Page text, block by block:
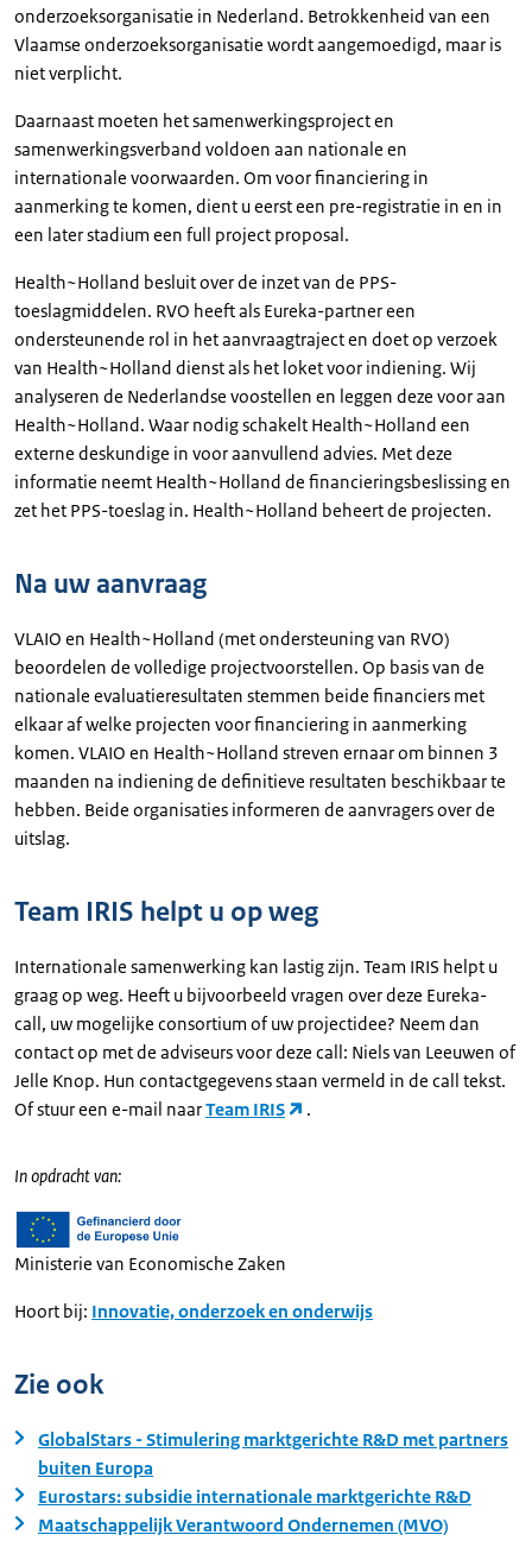
onderzoeksorganisatie in Nederland. Betrokkenheid van een
Vlaamse onderzoeksorganisatie wordt aangemoedigd, maar is
niet verplicht.
Daarnaast moeten het samenwerkingsproject en
samenwerkingsverband voldoen aan nationale en
internationale voorwaarden. Om voor financiering in
aanmerking te komen, dient u eerst een pre-registratie in en in
een later stadium een full project proposal.
Health~Holland besluit over de inzet van de PPS-
toeslagmiddelen. RVO heeft als Eureka-partner een
ondersteunende rol in het aanvraagtraject en doet op verzoek
van Health~Holland dienst als het loket voor indiening. Wij
analyseren de Nederlandse voostellen en leggen deze voor aan
Health~Holland. Waar nodig schakelt Health~Holland een
externe deskundige in voor aanvullend advies. Met deze
informatie neemt Health~Holland de financieringsbeslissing en
zet het PPS-toeslag in. Health~Holland beheert de projecten.
Na uw aanvraag
VLAIO en Health~Holland (met ondersteuning van RVO)
beoordelen de volledige projectvoorstellen. Op basis van de
nationale evaluatieresultaten stemmen beide financiers met
elkaar af welke projecten voor financiering in aanmerking
komen. VLAIO en Health~Holland streven ernaar om binnen 3
maanden na indiening de definitieve resultaten beschikbaar te
hebben. Beide organisaties informeren de aanvragers over de
uitslag.
Team IRIS helpt u op weg
Internationale samenwerking kan lastig zijn. Team IRIS helpt u
graag op weg. Heeft u bijvoorbeeld vragen over deze Eureka-
call, uw mogelijke consortium of uw projectidee? Neem dan
contact op met de adviseurs voor deze call: Niels van Leeuwen of
Jelle Knop. Hun contactgegevens staan vermeld in de call tekst.
Of stuur een e-mail naarTeam IRIS .
In opdracht van:
Ministerie van Economische Zaken
Hoort bij: Innovatie, onderzoek en onderwijs
Zie ook
GlobalStars - Stimulering marktgerichte R&D met partners
buiten Europa
Eurostars: subsidie internationale marktgerichte R&D
Maatschappelijk Verantwoord Ondernemen (MVO)